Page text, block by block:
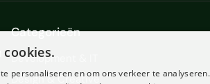
Categorieën
Development & IT
Design & Creative
personaliseren en om ons verkeer te